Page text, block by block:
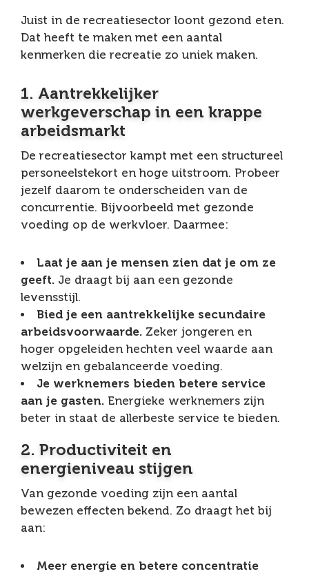
Juist in de recreatiesector loont gezond eten.
Dat heeft te maken met een aantal
kenmerken die recreatie zo uniek maken.
1. Aantrekkelijker
werkgeverschap in een krappe
arbeidsmarkt
De recreatiesector kampt met een structureel
personeelstekort en hoge uitstroom. Probeer
jezelf daarom te onderscheiden van de
concurrentie. Bijvoorbeeld met gezonde
voeding op de werkvloer. Daarmee:
Laat je aan je mensen zien dat je om ze
geeft. Je draagt bij aan een gezonde
levensstijl.
Bied je een aantrekkelijke secundaire
arbeidsvoorwaarde. Zeker jongeren en
hoger opgeleiden hechten veel waarde aan
welzijn en gebalanceerde voeding.
Je werknemers bieden betere service
aan je gasten. Energieke werknemers zijn
beter in staat de allerbeste service te bieden.
2. Productiviteit en
energieniveau stijgen
Van gezonde voeding zijn een aantal
bewezen effecten bekend. Zo draagt het bij
aan:
Meer energie en betere concentratie